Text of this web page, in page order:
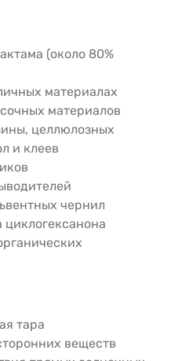
(около 80%
материалах
материалов
целлюлозных
и клеев
чернил
тара
веществ